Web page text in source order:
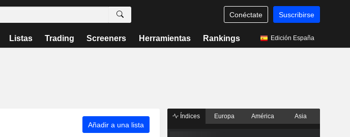
Conéctate Suscribirse
Listas Trading Screeners Herramientas Rankings Edición España
Añadir a una lista
Índices Europa América Asia